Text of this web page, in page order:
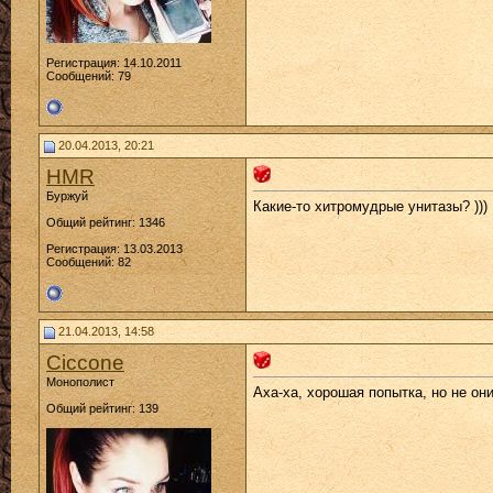
Регистрация: 14.10.2011
Сообщений: 79
20.04.2013, 20:21
HMR
Буржуй
Общий рейтинг: 1346
Регистрация: 13.03.2013
Сообщений: 82
Какие-то хитромудрые унитазы? )))
21.04.2013, 14:58
Ciccone
Монополист
Общий рейтинг: 139
Аха-ха, хорошая попытка, но не